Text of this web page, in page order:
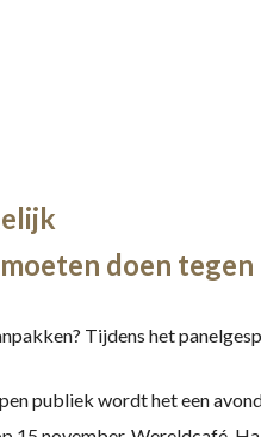
doen tegen
Tijdens het
publiek wordt het een